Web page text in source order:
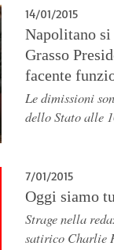
14/01/2015
Napolitano si
Grasso
facente
Le dimissioni
dello Stato alle
7/01/2015
Oggi siamo
Strage nella
satirico Charlie